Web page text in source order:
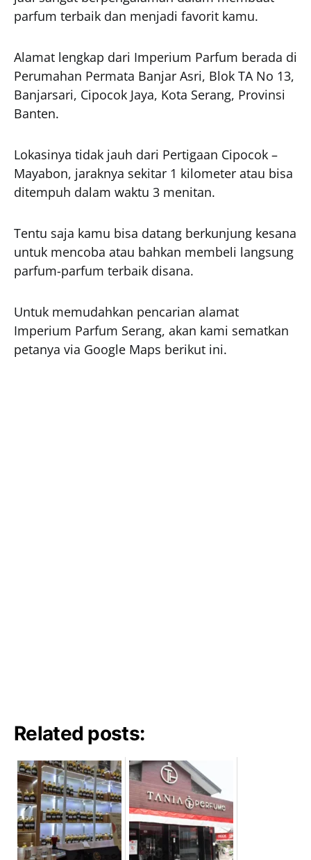
parfum terbaik dan menjadi favorit kamu.
Alamat lengkap dari Imperium Parfum berada di
Perumahan Permata Banjar Asri, Blok TA No 13,
Banjarsari, Cipocok Jaya, Kota Serang, Provinsi
Banten.
Lokasinya tidak jauh dari Pertigaan Cipocok –
Mayabon, jaraknya sekitar 1 kilometer atau bisa
ditempuh dalam waktu 3 menitan.
Tentu saja kamu bisa datang berkunjung kesana
untuk mencoba atau bahkan membeli langsung
parfum-parfum terbaik disana.
Untuk memudahkan pencarian alamat
Imperium Parfum Serang, akan kami sematkan
petanya via Google Maps berikut ini.
Related posts: